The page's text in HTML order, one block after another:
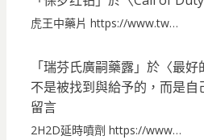
虎王中藥片 https://www.tw…
「瑞芬氏廣嗣藥露」於〈最好
不是被找到與給予的，而是自
留言
2H2D延時噴劑 https://www…